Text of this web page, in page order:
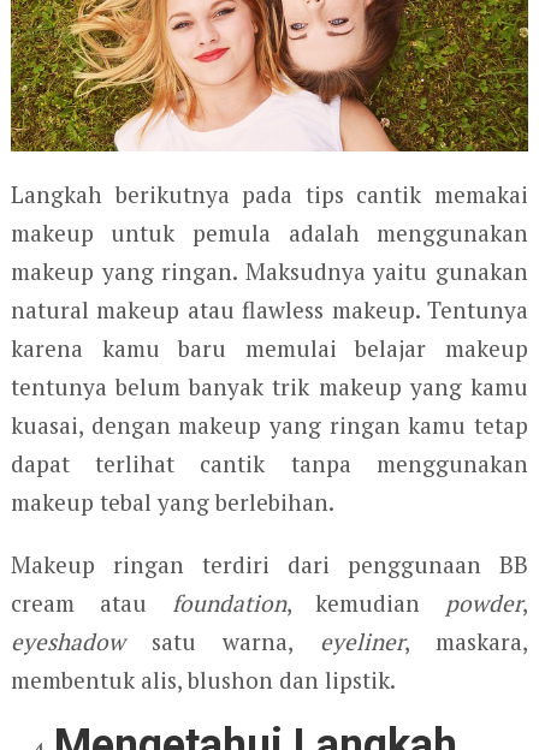
Langkah berikutnya pada tips cantik memakai
makeup untuk pemula adalah menggunakan
makeup yang ringan. Maksudnya yaitu gunakan
natural makeup atau flawless makeup. Tentunya
karena kamu baru memulai belajar makeup
tentunya belum banyak trik makeup yang kamu
kuasai, dengan makeup yang ringan kamu tetap
dapat terlihat cantik tanpa menggunakan
makeup tebal yang berlebihan.
Makeup ringan terdiri dari penggunaan BB
cream atau foundation, kemudian powder,
eyeshadowsatu warna, eyeliner, maskara,
membentuk alis, blushon dan lipstik.